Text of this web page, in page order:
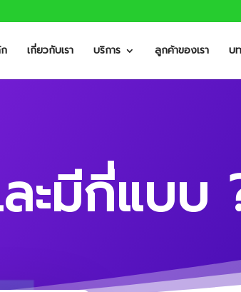
เกี่ยวกับเรา บริการ ลูกค้าของเรา บ
ะมีกี่แบบ